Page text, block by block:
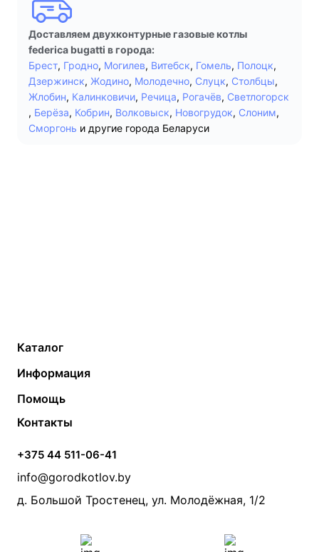
Доставляем двухконтурные газовые котлы
federica bugatti в города:
Брест, Гродно, Могилев, Витебск, Гомель, Полоцк,
Дзержинск, Жодино, Молодечно, Слуцк, Столбцы,
Жлобин, Калинковичи, Речица, Рогачёв, Светлогорск
, Берёза, Кобрин, Волковыск, Новогрудок, Слоним,
Сморгонь и другие города Беларуси
Каталог
Твердотопливные котлы
Электрические котлы
Банные печи
Камины и печи
Теплый пол
Радиаторы
Насосы
Дымоходы
Информация
Контакты
Статьи
Акции
Производители
Помощь
Монтаж систем отопления
Прайс по монтажу систем отопления
Проект систем отопления
Контакты
+375 44 511-06-41
info@gorodkotlov.by
д. Большой Тростенец, ул. Молодёжная, 1/2